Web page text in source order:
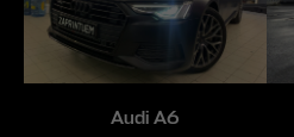
Audi A6